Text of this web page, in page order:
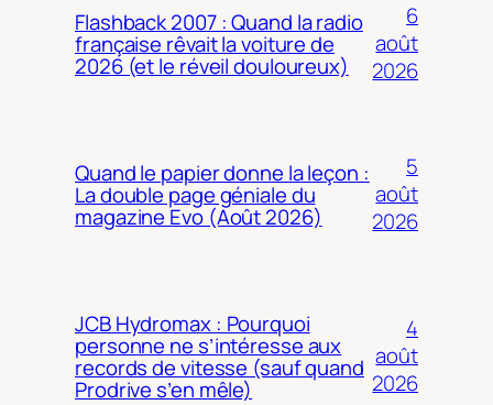
Flashback 2007 : Quand la radio
française rêvait la voiture de
2026 (et le réveil douloureux)
6
août
2026
Quand le papier donne la leçon :
La double page géniale du
magazine Evo (Août 2026)
5
août
2026
JCB Hydromax : Pourquoi
personne ne s’intéresse aux
records de vitesse (sauf quand
Prodrive s’en mêle)
4
août
2026